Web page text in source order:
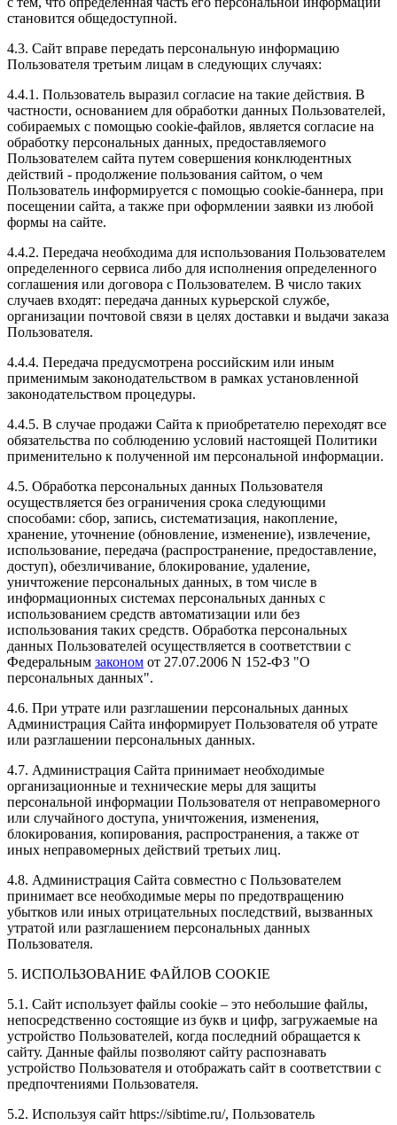
становится общедоступной.
4.3. Сайт вправе передать персональную информацию
Пользователя третьим лицам в следующих случаях:
4.4.1. Пользователь выразил согласие на такие действия. В
частности, основанием для обработки данных Пользователей,
собираемых с помощью cookie-файлов, является согласие на
обработку персональных данных, предоставляемого
Пользователем сайта путем совершения конклюдентных
действий - продолжение пользования сайтом, о чем
Пользователь информируется с помощью cookie-баннера, при
посещении сайта, а также при оформлении заявки из любой
формы на сайте.
4.4.2. Передача необходима для использования Пользователем
определенного сервиса либо для исполнения определенного
соглашения или договора с Пользователем. В число таких
случаев входят: передача данных курьерской службе,
организации почтовой связи в целях доставки и выдачи заказа
Пользователя.
4.4.4. Передача предусмотрена российским или иным
применимым законодательством в рамках установленной
законодательством процедуры.
4.4.5. В случае продажи Сайта к приобретателю переходят все
обязательства по соблюдению условий настоящей Политики
применительно к полученной им персональной информации.
4.5. Обработка персональных данных Пользователя
осуществляется без ограничения срока следующими
способами: сбор, запись, систематизация, накопление,
хранение, уточнение (обновление, изменение), извлечение,
использование, передача (распространение, предоставление,
доступ), обезличивание, блокирование, удаление,
уничтожение персональных данных, в том числе в
информационных системах персональных данных с
использованием средств автоматизации или без
использования таких средств. Обработка персональных
данных Пользователей осуществляется в соответствии с
Федеральным законом от 27.07.2006 N 152-ФЗ "О
персональных данных".
4.6. При утрате или разглашении персональных данных
Администрация Сайта информирует Пользователя об утрате
или разглашении персональных данных.
4.7. Администрация Сайта принимает необходимые
организационные и технические меры для защиты
персональной информации Пользователя от неправомерного
или случайного доступа, уничтожения, изменения,
блокирования, копирования, распространения, а также от
иных неправомерных действий третьих лиц.
4.8. Администрация Сайта совместно с Пользователем
принимает все необходимые меры по предотвращению
убытков или иных отрицательных последствий, вызванных
утратой или разглашением персональных данных
Пользователя.
5. ИСПОЛЬЗОВАНИЕ ФАЙЛОВ COOKIE
5.1. Сайт использует файлы cookie – это небольшие файлы,
непосредственно состоящие из букв и цифр, загружаемые на
устройство Пользователей, когда последний обращается к
сайту. Данные файлы позволяют сайту распознавать
устройство Пользователя и отображать сайт в соответствии с
предпочтениями Пользователя.
5.2. Используя сайт https://sibtime.ru/, Пользователь